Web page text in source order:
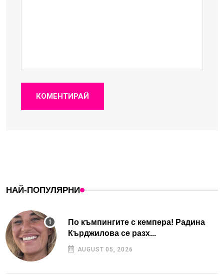
КОМЕНТИРАЙ
НАЙ-ПОПУЛЯРНИ
По къмпингите с кемпера! Радина
Кърджилова се разх...
AUGUST 05, 2026